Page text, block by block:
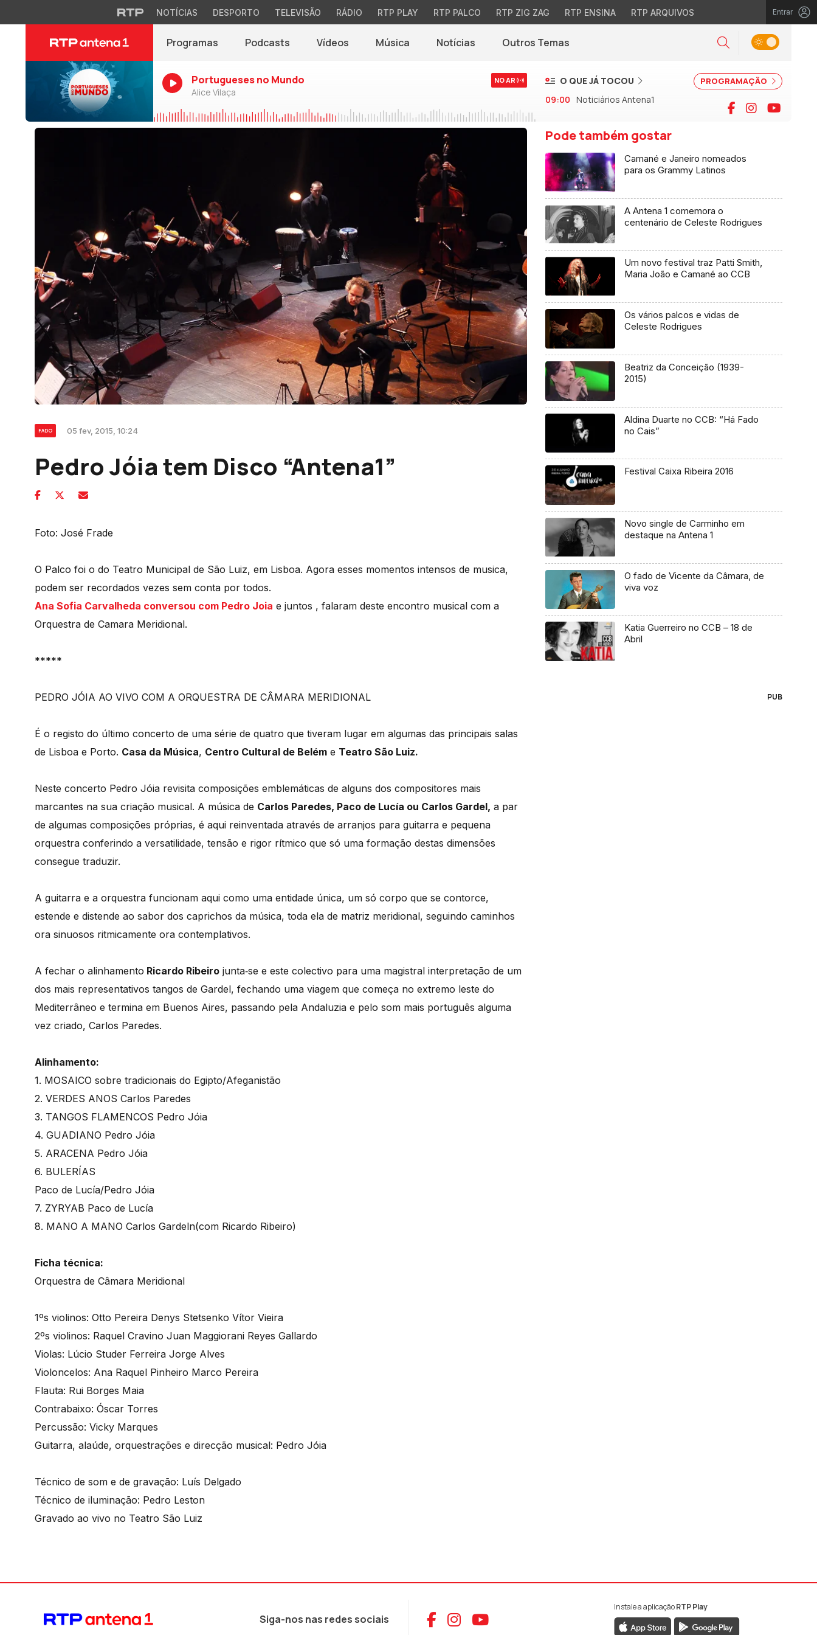
NOTÍCIAS DESPORTO TELEVISÃO RÁDIO RTP PLAY RTP PALCO RTP ZIG ZAG RTP ENSINA RTP ARQUIVOS Entrar
Programas Podcasts Vídeos Música Notícias(abre em nova janela)
Outros Temas Pesquisar
Alternar tema
Portugueses no Mundo
Alice Vilaça
NO AR PROGRAMAÇÃO
O QUE JÁ TOCOU
09:00 Noticiários Antena1 Facebook
Instagram
FADO 05 fev, 2015, 10:24
Pedro Jóia tem Disco “Antena1”
Foto: José Frade
O Palco foi o do Teatro Municipal de São Luiz, em Lisboa. Agora esses momentos intensos de musica,
podem ser recordados vezes sem conta por todos.
Ana Sofia Carvalheda conversou com Pedro Joia e juntos , falaram deste encontro musical com a
Orquestra de Camara Meridional.
*****
PEDRO JÓIA AO VIVO COM A ORQUESTRA DE CÂMARA MERIDIONAL
É o registo do último concerto de uma série de quatro que tiveram lugar em algumas das principais salas
de Lisboa e Porto. Casa da Música, Centro Cultural de Belém e Teatro São Luiz.
Neste concerto Pedro Jóia revisita composições emblemáticas de alguns dos compositores mais
marcantes na sua criação musical. A música de Carlos Paredes, Paco de Lucía ou Carlos Gardel, a par
de algumas composições próprias, é aqui reinventada através de arranjos para guitarra e pequena
orquestra conferindo a versatilidade, tensão e rigor rítmico que só uma formação destas dimensões
consegue traduzir.
A guitarra e a orquestra funcionam aqui como uma entidade única, um só corpo que se contorce,
estende e distende ao sabor dos caprichos da música, toda ela de matriz meridional, seguindo caminhos
ora sinuosos ritmicamente ora contemplativos.
A fechar o alinhamento Ricardo Ribeiro junta­‐se e este colectivo para uma magistral interpretação de um
dos mais representativos tangos de Gardel, fechando uma viagem que começa no extremo leste do
Mediterrâneo e termina em Buenos Aires, passando pela Andaluzia e pelo som mais português alguma
vez criado, Carlos Paredes.
Alinhamento:
1. MOSAICO sobre tradicionais do Egipto/Afeganistão
2. VERDES ANOS Carlos Paredes
3. TANGOS FLAMENCOS Pedro Jóia
4. GUADIANO Pedro Jóia
5. ARACENA Pedro Jóia
6. BULERÍAS
Paco de Lucía/Pedro Jóia
7. ZYRYAB Paco de Lucía
8. MANO A MANO Carlos Gardeln(com Ricardo Ribeiro)
Ficha técnica:
Orquestra de Câmara Meridional
1ºs violinos: Otto Pereira Denys Stetsenko Vítor Vieira
2ºs violinos: Raquel Cravino Juan Maggiorani Reyes Gallardo
Violas: Lúcio Studer Ferreira Jorge Alves
Violoncelos: Ana Raquel Pinheiro Marco Pereira
Flauta: Rui Borges Maia
Contrabaixo: Óscar Torres
Percussão: Vicky Marques
Guitarra, alaúde, orquestrações e direcção musical: Pedro Jóia
Técnico de som e de gravação: Luís Delgado
Técnico de iluminação: Pedro Leston
Gravado ao vivo no Teatro São Luiz
Pode também gostar
Camané e Janeiro nomeados
para os Grammy Latinos
A Antena 1 comemora o
centenário de Celeste Rodrigues
Um novo festival traz Patti Smith,
Maria João e Camané ao CCB
Os vários palcos e vidas de
Celeste Rodrigues
Beatriz da Conceição (1939-
2015)
Aldina Duarte no CCB: “Há Fado
no Cais”
Festival Caixa Ribeira 2016
Novo single de Carminho em
destaque na Antena 1
O fado de Vicente da Câmara, de
viva voz
Katia Guerreiro no CCB – 18 de
Abril
PUB
Siga-nos nas redes sociais Aceder ao Facebook da RTP Antena 1
Aceder ao Instagram da RTP Antena 1
Aceder ao YouTube da RTP Antena 1
Instale a aplicaçãoRTP Play